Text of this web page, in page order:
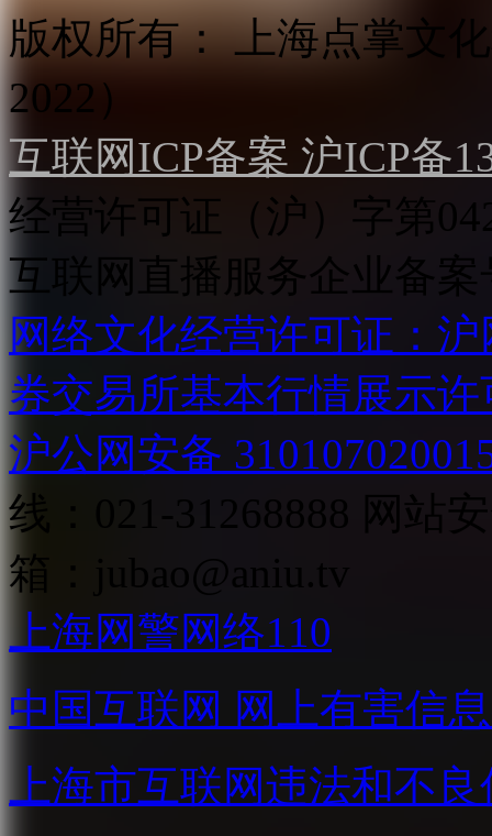
版权所有： 上海点掌文
2022）
互联网ICP备案 沪ICP备
经营许可证（沪）字第
互联网直播服务企业备案
网络文化经营许可证：
券交易所基本行情展示许
沪公网安备
线：021-31268888
箱：
上海网警网络110
中国互联网 网上有害信
上海市互联网违法和不